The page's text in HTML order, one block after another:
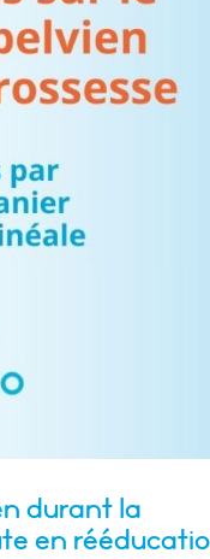
durant la
en